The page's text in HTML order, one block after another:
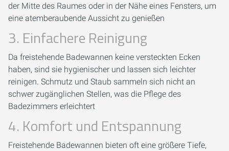
der Mitte des Raumes oder in der Nähe eines Fensters, um
eine atemberaubende Aussicht zu genießen
3. Einfachere Reinigung
Da freistehende Badewannen keine versteckten Ecken
haben, sind sie hygienischer und lassen sich leichter
reinigen. Schmutz und Staub sammeln sich nicht an
schwer zugänglichen Stellen, was die Pflege des
Badezimmers erleichtert
4. Komfort und Entspannung
Freistehende Badewannen bieten oft eine größere Tiefe,